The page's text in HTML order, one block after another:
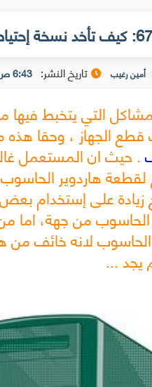
أمين رغيب تاريخ النشر: 6:43 ص
التي يتخبط
الجهاز، وحقا
. حيث ان المستعمل
هاردوير
زيادة على إستخدام
الحاسوب من جهة،اما
لانه خائف من
يجد ...